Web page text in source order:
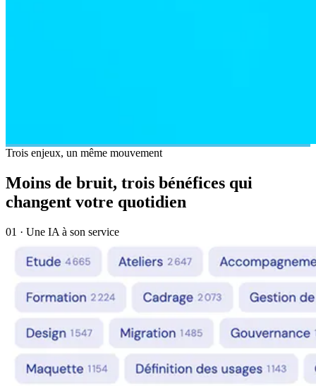
Trois enjeux, un même mouvement
Moins de bruit, trois bénéfices qui
changent votre quotidien
01 · Une IA à son service